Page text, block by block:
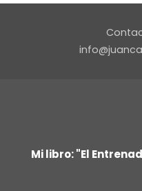
Mi libro: "El